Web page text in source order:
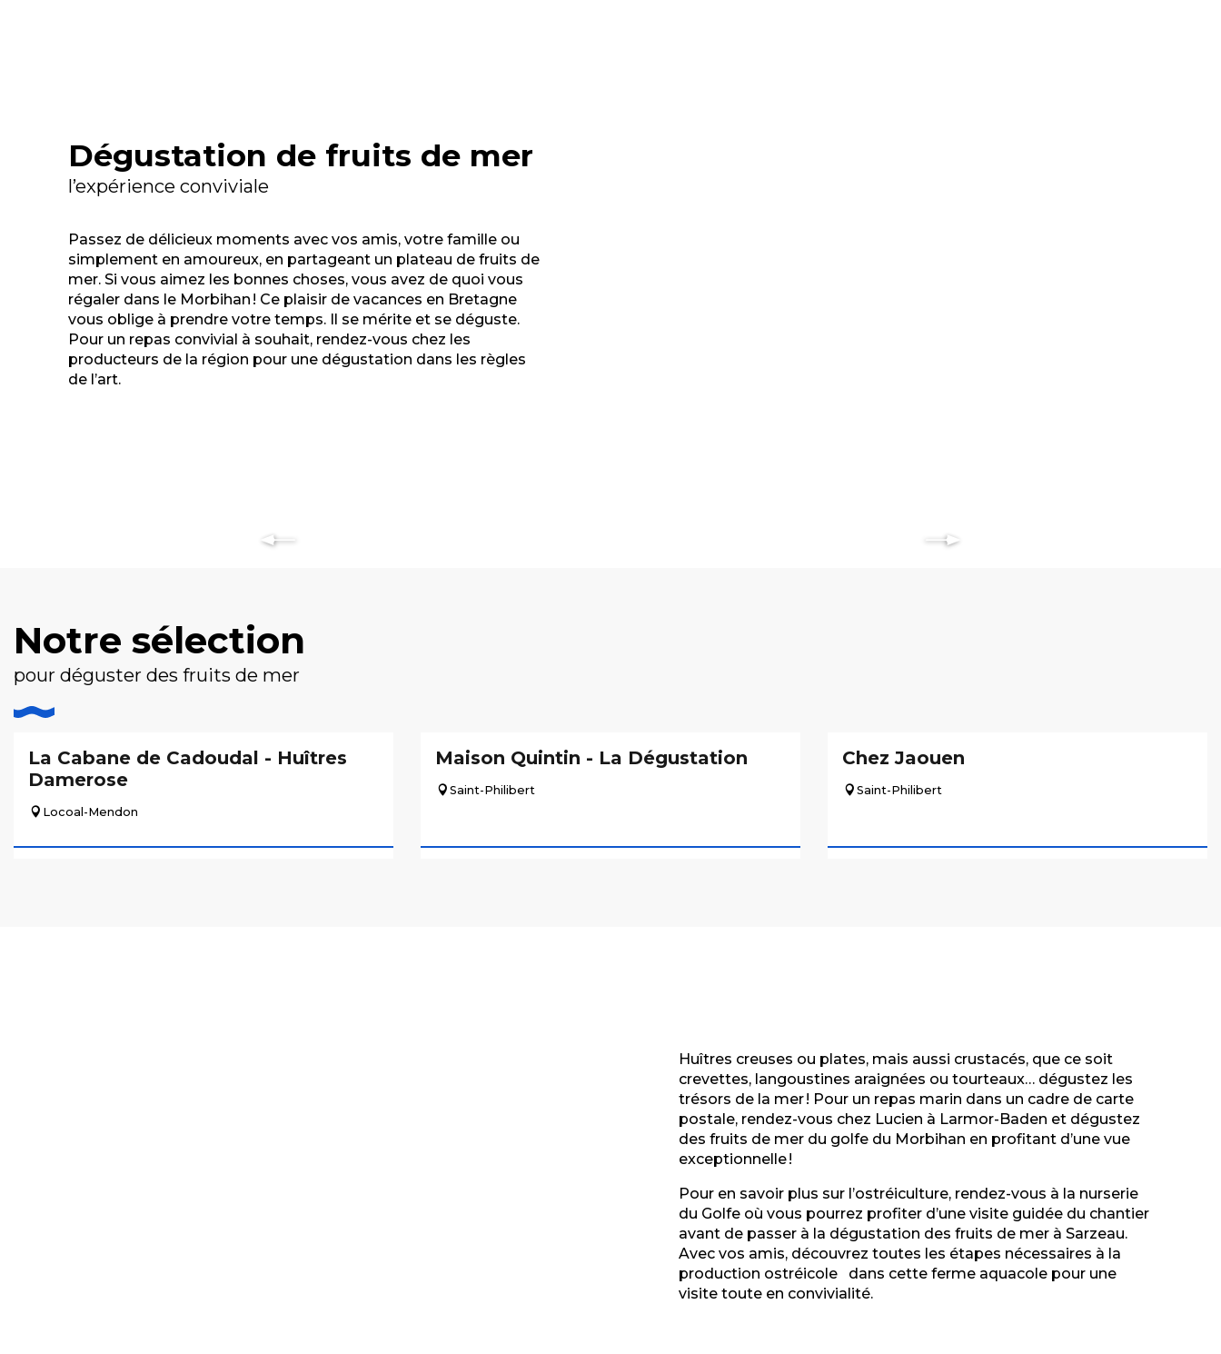
Dégustation de fruits de mer
l’expérience conviviale
Passez de délicieux moments avec vos amis, votre famille ou
simplement en amoureux, en partageant un plateau de fruits de
mer. Si vous aimez les bonnes choses, vous avez de quoi vous
régaler dans le Morbihan ! Ce plaisir de vacances en Bretagne
vous oblige à prendre votre temps. Il se mérite et se déguste.
Pour un repas convivial à souhait, rendez-vous chez les
producteurs de la région pour une dégustation dans les règles
de l’art.
Notre sélection
pour déguster des fruits de mer
La Cabane de Cadoudal - Huîtres
Damerose
Locoal-Mendon
Maison Quintin - La Dégustation
Saint-Philibert
Chez Jaouen
Saint-Philibert
Huîtres creuses ou plates, mais aussi crustacés, que ce soit
crevettes, langoustines araignées ou tourteaux… dégustez les
trésors de la mer ! Pour un repas marin dans un cadre de carte
postale, rendez-vous chez Lucien à Larmor-Baden et dégustez
des fruits de mer du golfe du Morbihan en profitant d’une vue
exceptionnelle !
Pour en savoir plus sur l’ostréiculture, rendez-vous à la nurserie
du Golfe où vous pourrez profiter d’une visite guidée du chantier
avant de passer à la dégustation des fruits de mer à Sarzeau.
Avec vos amis, découvrez toutes les étapes nécessaires à la
production ostréicole dans cette ferme aquacole pour une
visite toute en convivialité.